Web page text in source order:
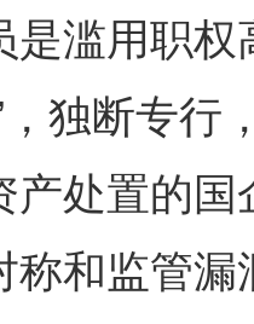
是滥用职权
，独断专
产处置的
称和监管